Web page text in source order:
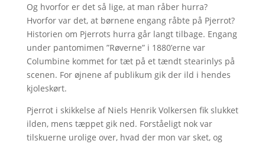
Og hvorfor er det så lige, at man råber hurra?
Hvorfor var det, at børnene engang råbte på Pjerrot?
Historien om Pjerrots hurra går langt tilbage. Engang
under pantomimen ”Røverne” i 1880’erne var
Columbine kommet for tæt på et tændt stearinlys på
scenen. For øjnene af publikum gik der ild i hendes
kjoleskørt.
Pjerrot i skikkelse af Niels Henrik Volkersen fik slukket
ilden, mens tæppet gik ned. Forståeligt nok var
tilskuerne urolige over, hvad der mon var sket, og